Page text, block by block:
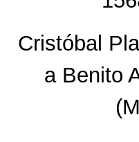
Cristóbal
a Benito